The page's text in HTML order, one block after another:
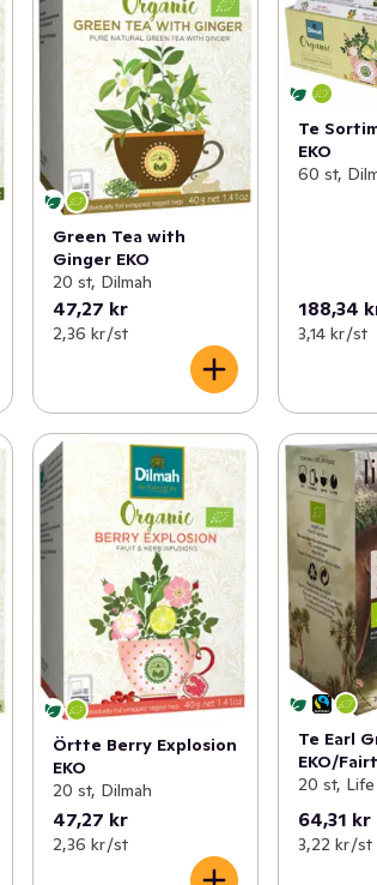
Green Tea with
Ginger EKO
20 st, Dilmah
47,27 kr
2,36 kr /st
Te
EKO
60 st,
188,34
3,14 kr /st
Örtte Berry Explosion
EKO
20 st, Dilmah
47,27 kr
2,36 kr /st
Te Earl
EKO/
20 st,
64,31 kr
3,22 kr /st